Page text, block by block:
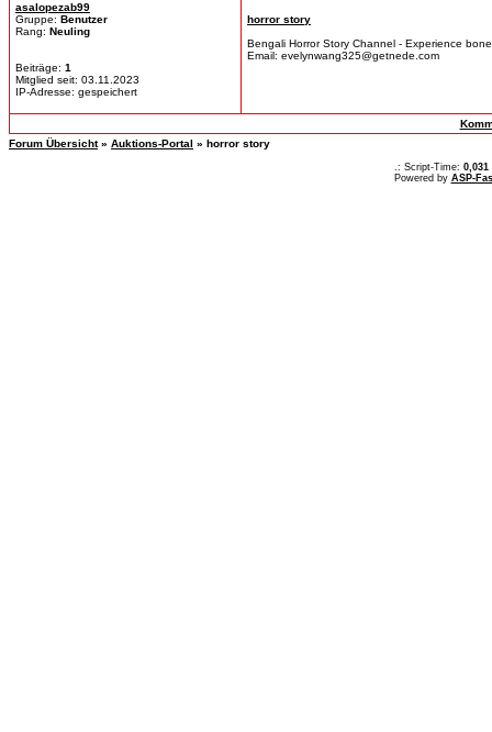
asalopezab99
Gruppe: Benutzer
Rang: Neuling
Beiträge: 1
Mitglied seit: 03.11.2023
IP-Adresse: gespeichert
horror story
Bengali Horror Story Channel - Experience
Email: evelynwang325@getnede.com
Forum Übersicht» Auktions-Portal » horror story
.: Script-Time: 0,031
Powered by ASP-